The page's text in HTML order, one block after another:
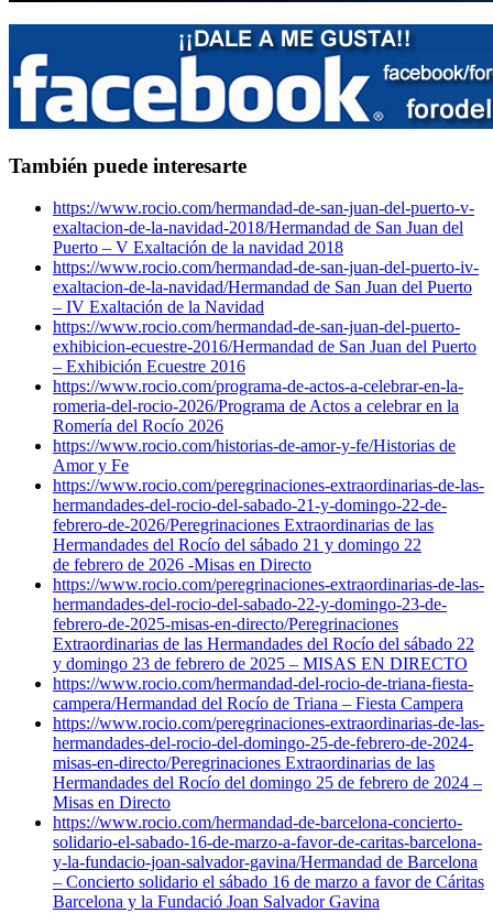
También puede interesarte
https://www.rocio.com/hermandad-de-san-juan-del-puerto-v-
exaltacion-de-la-navidad-2018/Hermandad de San Juan del
Puerto – V Exaltación de la navidad 2018
https://www.rocio.com/hermandad-de-san-juan-del-puerto-iv-
exaltacion-de-la-navidad/Hermandad de San Juan del Puerto
– IV Exaltación de la Navidad
https://www.rocio.com/hermandad-de-san-juan-del-puerto-
exhibicion-ecuestre-2016/Hermandad de San Juan del Puerto
– Exhibición Ecuestre 2016
https://www.rocio.com/programa-de-actos-a-celebrar-en-la-
romeria-del-rocio-2026/Programa de Actos a celebrar en la
Romería del Rocío 2026
https://www.rocio.com/historias-de-amor-y-fe/Historias de
Amor y Fe
https://www.rocio.com/peregrinaciones-extraordinarias-de-las-
hermandades-del-rocio-del-sabado-21-y-domingo-22-de-
febrero-de-2026/Peregrinaciones Extraordinarias de las
Hermandades del Rocío del sábado 21 y domingo 22
de febrero de 2026 -Misas en Directo
https://www.rocio.com/peregrinaciones-extraordinarias-de-las-
hermandades-del-rocio-del-sabado-22-y-domingo-23-de-
febrero-de-2025-misas-en-directo/Peregrinaciones
Extraordinarias de las Hermandades del Rocío del sábado 22
y domingo 23 de febrero de 2025 – MISAS EN DIRECTO
https://www.rocio.com/hermandad-del-rocio-de-triana-fiesta-
campera/Hermandad del Rocío de Triana – Fiesta Campera
https://www.rocio.com/peregrinaciones-extraordinarias-de-las-
hermandades-del-rocio-del-domingo-25-de-febrero-de-2024-
misas-en-directo/Peregrinaciones Extraordinarias de las
Hermandades del Rocío del domingo 25 de febrero de 2024 –
Misas en Directo
https://www.rocio.com/hermandad-de-barcelona-concierto-
solidario-el-sabado-16-de-marzo-a-favor-de-caritas-barcelona-
y-la-fundacio-joan-salvador-gavina/Hermandad de Barcelona
– Concierto solidario el sábado 16 de marzo a favor de Cáritas
Barcelona y la Fundació Joan Salvador Gavina